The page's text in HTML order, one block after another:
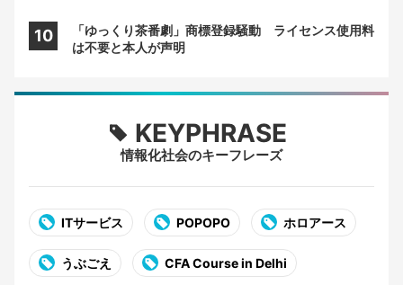
「ゆっくり茶番劇」商標登録騒動 ライセンス使用料
は不要と本人が声明
KEYPHRASE
情報化社会のキーフレーズ
ITサービス POPOPO ホロアース
うぶごえ CFA Course in Delhi